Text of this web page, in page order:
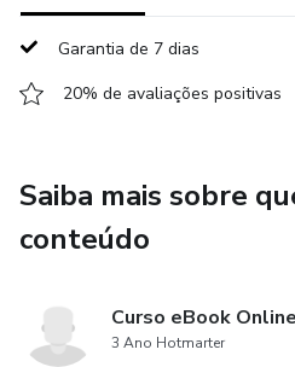
Garantia de 7 dias
20% de avaliações positivas
Saiba mais sobre
conteúdo
Curso eBook Online
3 Ano Hotmarter